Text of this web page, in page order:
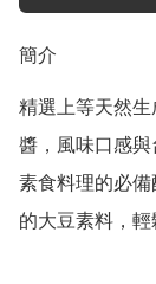
簡介
精選上等天然
醬，風味口感與
素食料理的必
的大豆素料，輕